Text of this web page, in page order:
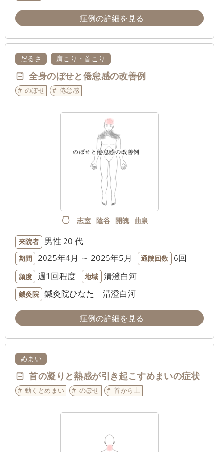
症例の詳細を見る
だるさ 肩こり・首こり
全身のぼせと倦怠感の改善例
のぼせ 倦怠感
志室 陰谷 開魄 曲泉
来院者 男性 20 代
期間 2025年4月 ～ 2025年5月 通院回数 6回
頻度 週1回程度 地域 清澄白河
鍼灸院 鍼灸院ひなた 清澄白河
症例の詳細を見る
めまい
首の凝りと熱感が引き起こすめまいの症状
動くとめまい のぼせ 首から上